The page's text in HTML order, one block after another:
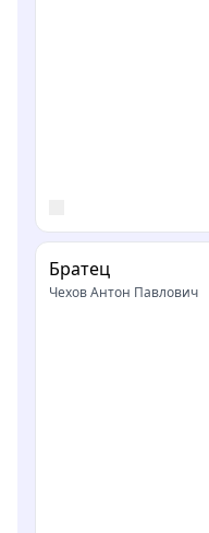
Братец
Чехов Антон Павлович